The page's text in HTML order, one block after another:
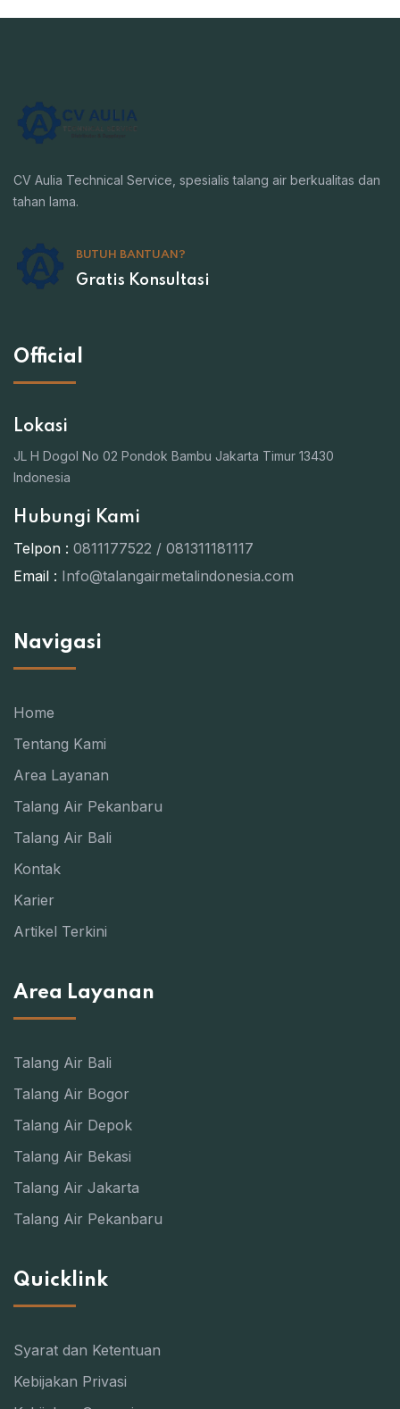
CV Aulia Technical Service, spesialis talang air berkualitas dan
tahan lama.
BUTUH BANTUAN?
Gratis Konsultasi
Official
Lokasi
JL H Dogol No 02 Pondok Bambu Jakarta Timur 13430
Indonesia
Hubungi Kami
Telpon : 0811177522 / 081311181117
Email : Info@talangairmetalindonesia.com
Navigasi
Home
Tentang Kami
Area Layanan
Talang Air Pekanbaru
Talang Air Bali
Kontak
Karier
Artikel Terkini
Area Layanan
Talang Air Bali
Talang Air Bogor
Talang Air Depok
Talang Air Bekasi
Talang Air Jakarta
Talang Air Pekanbaru
Quicklink
Syarat dan Ketentuan
Kebijakan Privasi